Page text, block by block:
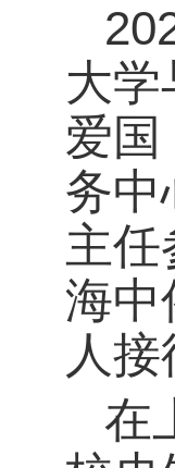
大
爱国
务中
主
海中
人
在